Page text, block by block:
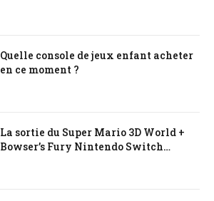
Quelle console de jeux enfant acheter
en ce moment ?
La sortie du Super Mario 3D World +
Bowser’s Fury Nintendo Switch